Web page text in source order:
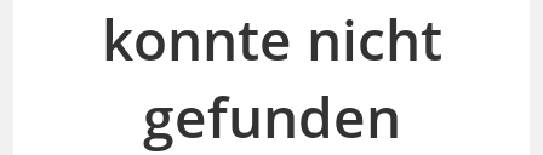
konnte nicht
gefunden